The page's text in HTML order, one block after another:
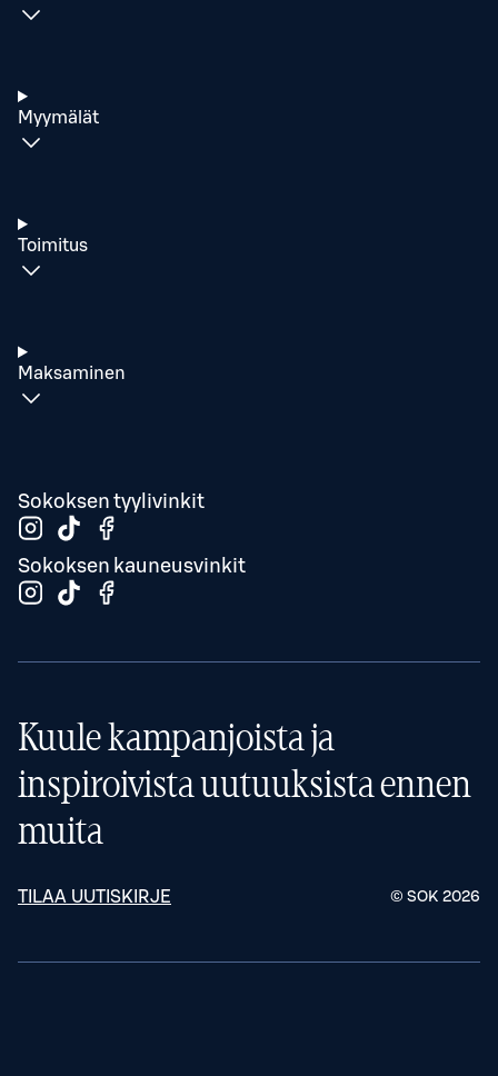
Myymälät
Toimitus
Maksaminen
Sokoksen tyylivinkit
Sokoksen kauneusvinkit
Kuule kampanjoista ja
inspiroivista uutuuksista ennen
muita
TILAA UUTISKIRJE © SOK 2026